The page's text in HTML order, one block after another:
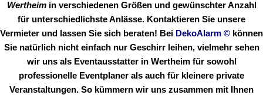
Wertheimin verschiedenen Größen und gewünschter Anzahl
für unterschiedlichste Anlässe. Kontaktieren Sie unsere
Vermieter und lassen Sie sich beraten! Bei DekoAlarm © können
Sie natürlich nicht einfach nur Geschirr leihen, vielmehr sehen
wir uns als Eventausstatter in Wertheim für sowohl
professionelle Eventplaner als auch für kleinere private
Veranstaltungen. So kümmern wir uns zusammen mit Ihnen